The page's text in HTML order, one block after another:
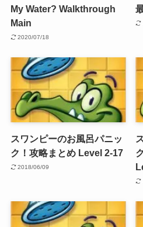
My Water? Walkthrough
Main
2020/07/18
スワンピーのお風呂パニッ
ク！攻略まとめ Level 2-17
2018/06/09